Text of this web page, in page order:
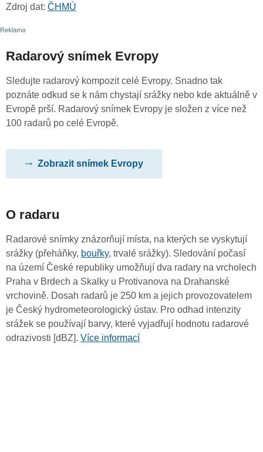
Zdroj dat: ČHMÚ
Radarový snímek Evropy
Sledujte radarový kompozit celé Evropy. Snadno tak
poznáte odkud se k nám chystají srážky nebo kde aktuálně v
Evropě prší. Radarový snímek Evropy je složen z více než
100 radarů po celé Evropě.
Zobrazit snímek Evropy
O radaru
Radarové snímky znázorňují místa, na kterých se vyskytují
srážky (přeháňky, bouřky, trvalé srážky). Sledování počasí
na území České republiky umožňují dva radary na vrcholech
Praha v Brdech a Skalky u Protivanova na Drahanské
vrchovině. Dosah radarů je 250 km a jejich provozovatelem
je Český hydrometeorologický ústav. Pro odhad intenzity
srážek se používají barvy, které vyjadřují hodnotu radarové
odrazivosti [dBZ]. Více informací